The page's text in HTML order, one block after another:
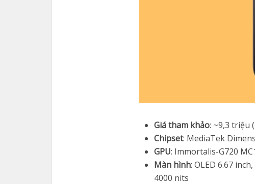
Giá tham khảo: ~9,3 triệu
Chipset: MediaTek
GPU: Immortalis-G720
Màn hình: OLED 6.67
4000 nits